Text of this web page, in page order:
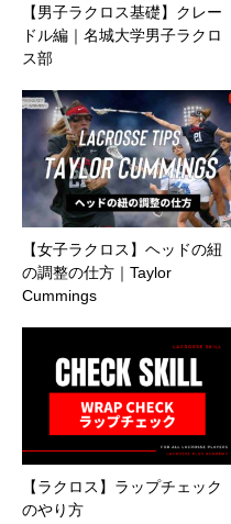
【男子ラクロス基礎】クレー
ドル編｜名城大学男子ラクロ
ス部
【女子ラクロス】ヘッドの紐
の調整の仕方｜Taylor
Cummings
【ラクロス】ラップチェック
のやり方